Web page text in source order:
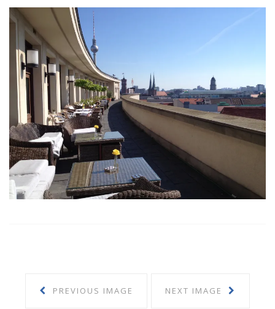
PREVIOUS IMAGE NEXT IMAGE